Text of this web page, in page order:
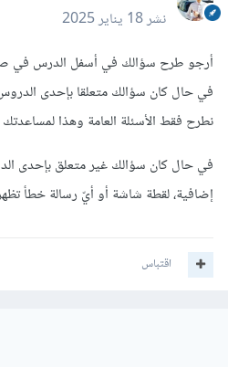
نشر18 يناير 2025
أرجو طرح سؤالك في أسفل الدرس في
في حال كان سؤالك متعلقا بإحدى
نطرح فقط الأسئلة العامة وهذا
في حال كان سؤالك غير متعلق بإحدى
إضافية، لقطة شاشة أو أيّ رسالة خطأ
اقتباس